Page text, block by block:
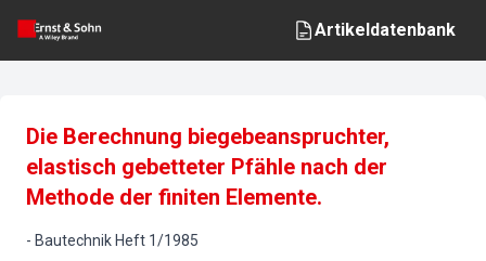
Artikeldatenbank
Die Berechnung biegebeanspruchter,
elastisch gebetteter Pfähle nach der
Methode der finiten Elemente.
- Bautechnik Heft 1/1985